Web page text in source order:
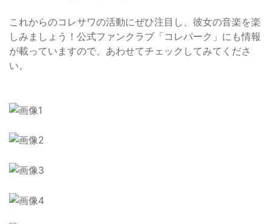
これからのコレサワの活動にぜひ注目し、彼女の音楽を楽
しみましょう！公式ファンクラブ「コレパーク」にも情報
が載っていますので、あわせてチェックしてみてくださ
い。